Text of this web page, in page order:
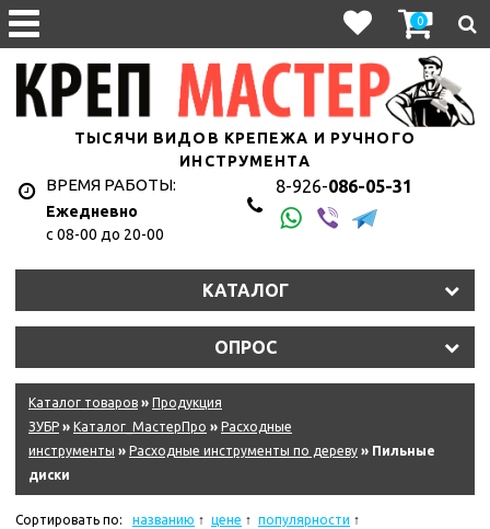
0
ТЫСЯЧИ ВИДОВ КРЕПЕЖА И РУЧНОГО
ИНСТРУМЕНТА
ВРЕМЯ РАБОТЫ:
Ежедневно
с 08-00 до 20-00
8-926-086-05-31
КАТАЛОГ
ОПРОС
Каталог товаров » Продукция
ЗУБР » Каталог_МастерПро » Расходные
инструменты » Расходные инструменты по дереву » Пильные
диски
Сортировать по: названию цене популярности